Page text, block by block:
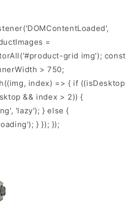
=
grid img'); const
> 750;
index) => { if ((isDesktop
&& index > 2)) {
'lazy'); } else {
} }); });